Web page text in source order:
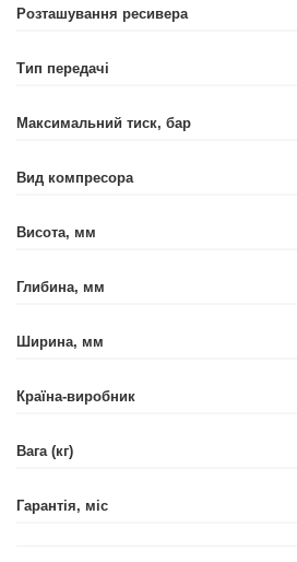
Розташування ресивера
Тип передачі
Максимальний тиск, бар
Вид компресора
Висота, мм
Глибина, мм
Ширина, мм
Країна-виробник
Вага (кг)
Гарантія, міс